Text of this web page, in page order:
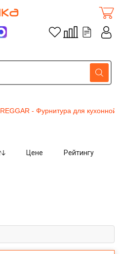
REGGAR - Фурнитура для кухонной
Цене Рейтингу